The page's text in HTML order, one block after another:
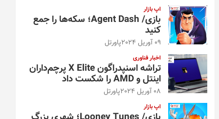
اپ بازار
بازی/ Agent Dash؛ سکه‌ها را جمع
کنید
09 آوریل 2024 پاورتل
اخبار فناوری
تراشه اسنپدراگون X Elite پرچم‌داران
اینتل و AMD را شکست داد
08 آوریل 2024 پاورتل
اپ بازار